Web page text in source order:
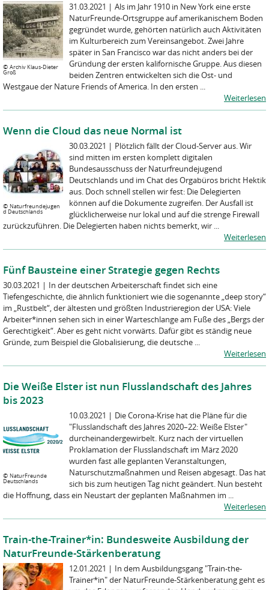
© Archiv Klaus-Dieter
Groß
31.03.2021 | Als im Jahr 1910 in New York eine erste
NaturFreunde-Ortsgruppe auf amerikanischem Boden
gegründet wurde, gehörten natürlich auch Aktivitäten
im Kulturbereich zum Vereinsangebot. Zwei Jahre
später in San Francisco war das nicht anders bei der
Gründung der ersten kalifornische Gruppe. Aus diesen
beiden Zentren entwickelten sich die Ost- und
Westgaue der Nature Friends of America. In den ersten ...
Weiterlesen
Wenn die Cloud das neue Normal ist
© Naturfreundejugen
d Deutschlands
30.03.2021 | Plötzlich fällt der Cloud-Server aus. Wir
sind mitten im ersten komplett digitalen
Bundesausschuss der Naturfreundejugend
Deutschlands und im Chat des Orgabüros bricht Hektik
aus. Doch schnell stellen wir fest: Die Delegierten
können auf die Dokumente zugreifen. Der Ausfall ist
glücklicherweise nur lokal und auf die strenge Firewall
zurückzuführen. Die Delegierten haben nichts bemerkt, wir ...
Weiterlesen
Fünf Bausteine einer Strategie gegen Rechts
30.03.2021 | In der deutschen Arbeiterschaft findet sich eine
Tiefengeschichte, die ähnlich funktioniert wie die sogenannte „deep story“
im „Rustbelt“, der ältesten und größten Industrieregion der USA: Viele
Arbeiter*innen sehen sich in einer Warteschlange am Fuße des „Bergs der
Gerechtigkeit“. Aber es geht nicht vorwärts. Dafür gibt es ständig neue
Gründe, zum Beispiel die Globalisierung, die deutsche ...
Weiterlesen
Die Weiße Elster ist nun Flusslandschaft des Jahres
bis 2023
© NaturFreunde
Deutschlands
10.03.2021 | Die Corona-Krise hat die Pläne für die
"Flusslandschaft des Jahres 2020–22: Weiße Elster"
durcheinandergewirbelt. Kurz nach der virtuellen
Proklamation der Flusslandschaft im März 2020
wurden fast alle geplanten Veranstaltungen,
Naturschutzmaßnahmen und Reisen abgesagt. Das hat
sich bis zum heutigen Tag nicht geändert. Nun besteht
die Hoffnung, dass ein Neustart der geplanten Maßnahmen im ...
Weiterlesen
Train-the-Trainer*in: Bundesweite Ausbildung der
NaturFreunde-Stärkenberatung
12.01.2021 | In dem Ausbildungsgang "Train-the-
Trainer*in" der NaturFreunde-Stärkenberatung geht es